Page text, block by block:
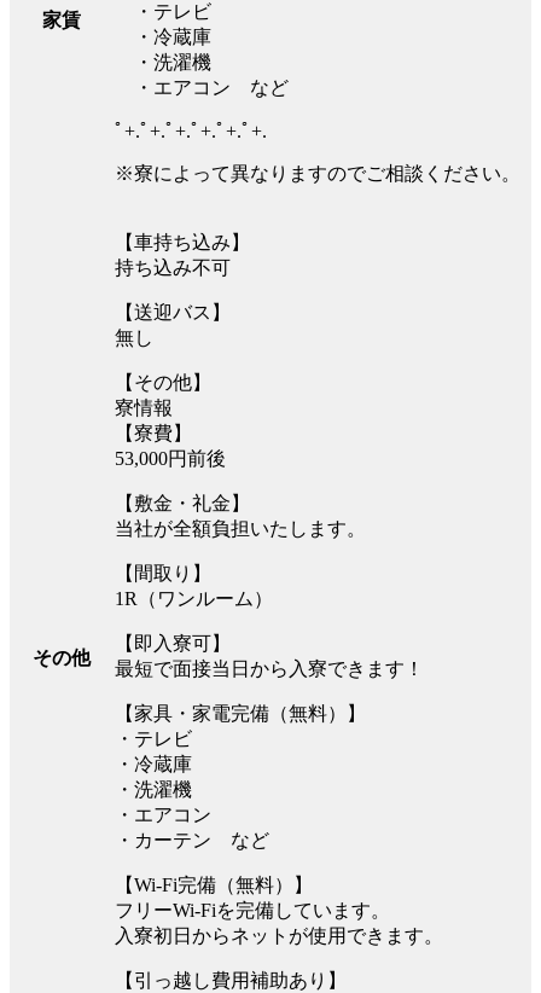
家賃
・テレビ
・冷蔵庫
・洗濯機
・エアコン など
ﾟ+.ﾟ+.ﾟ+.ﾟ+.ﾟ+.ﾟ+.
※寮によって異なりますのでご相談ください。
その他
【車持ち込み】
持ち込み不可
【送迎バス】
無し
【その他】
寮情報
【寮費】
53,000円前後
【敷金・礼金】
当社が全額負担いたします。
【間取り】
1R（ワンルーム）
【即入寮可】
最短で面接当日から入寮できます！
【家具・家電完備（無料）】
・テレビ
・冷蔵庫
・洗濯機
・エアコン
・カーテン など
【Wi-Fi完備（無料）】
フリーWi-Fiを完備しています。
入寮初日からネットが使用できます。
【引っ越し費用補助あり】